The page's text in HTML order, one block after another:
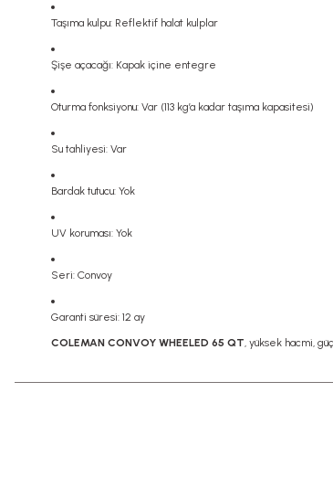
Taşıma kulpu: Reflektif halat kulplar
Şişe açacağı: Kapak içine entegre
Oturma fonksiyonu: Var (113 kg’a kadar taşıma kapasitesi)
Su tahliyesi: Var
Bardak tutucu: Yok
UV koruması: Yok
Seri: Convoy
Garanti süresi: 12 ay
COLEMAN CONVOY WHEELED 65 QT, yüksek hacmi,